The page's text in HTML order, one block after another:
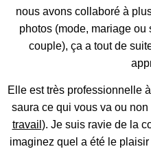
nous avons collaboré à
photos (mode, mariage
couple), ça a tout de
Elle est très professionnelle
saura ce qui vous va ou non
travail ). Je suis ravie de la
imaginez quel a été le